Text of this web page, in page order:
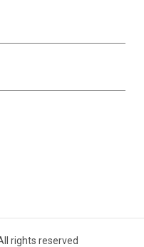
rights reserved